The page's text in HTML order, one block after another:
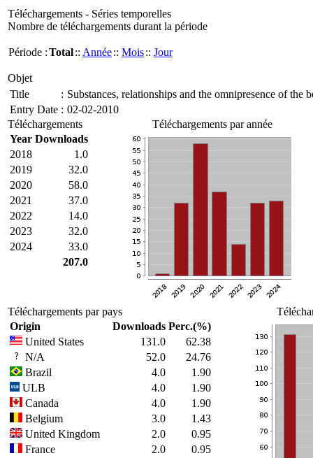
Téléchargements - Séries temporelles
Nombre de téléchargements durant la période
Période :Total:: Année:: Mois:: Jour
Objet
Title
: Substances, relationships and the omnipresence of
Entry Date : 02-02-2010
Téléchargements
Year Downloads
2018
1.0
2019
32.0
2020
58.0
2021
37.0
2022
14.0
2023
32.0
2024
33.0
207.0
Téléchargements par année
Téléchargements par pays
Origin
Downloads Perc.(%)
United States
131.0
62.38
N/A
52.0
24.76
Brazil
4.0
1.90
ULB
4.0
1.90
Canada
4.0
1.90
Belgium
3.0
1.43
United Kingdom
2.0
0.95
France
2.0
0.95